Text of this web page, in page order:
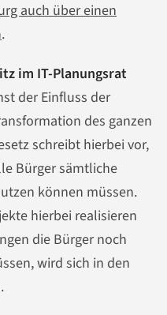
auch über einen
.
im IT-Planungsrat
der Einfluss der
des ganzen
schreibt hierbei vor,
Bürger sämtliche
können müssen.
hierbei realisieren
die Bürger noch
wird sich in den